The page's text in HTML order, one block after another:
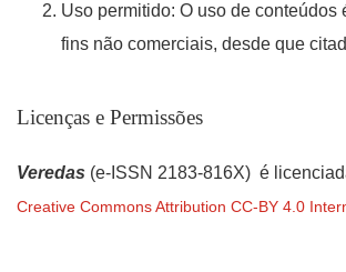
Uso permitido: O uso de conteúdos
fins não comerciais, desde que
Licenças e Permissões
Veredas (e-ISSN 2183-816X) é
Creative Commons Attribution CC-BY 4.0